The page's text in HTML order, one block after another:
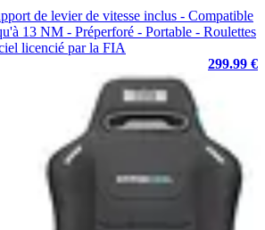
de levier de vitesse inclus - Compatible
13 NM - Préperforé - Portable - Roulettes
licencié par la FIA
299.99 €